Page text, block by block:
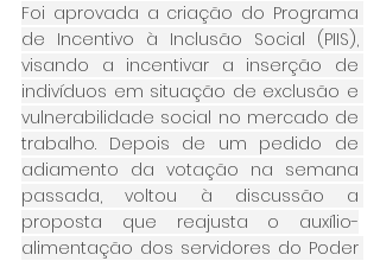
Foi aprovada a criação do Programa
de Incentivo à Inclusão Social (PIIS),
visando a incentivar a inserção de
indivíduos em situação de exclusão e
vulnerabilidade social no mercado de
trabalho. Depois de um pedido de
adiamento da votação na semana
passada, voltou à discussão a
proposta que reajusta o auxílio-
alimentação dos servidores do Poder